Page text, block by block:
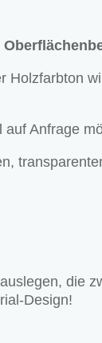
Anfrage
die
Design!